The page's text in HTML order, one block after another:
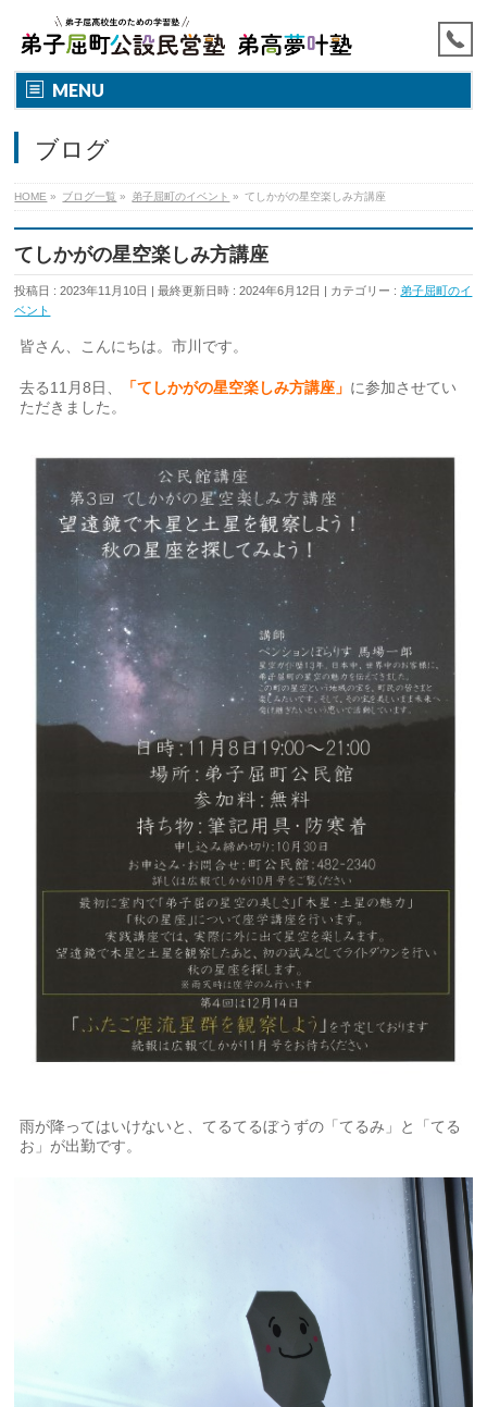
MENU
ブログ
HOME » ブログ一覧 » 弟子屈町のイベント » てしかがの星空楽しみ方講座
てしかがの星空楽しみ方講座
投稿日 : 2023年11月10日 最終更新日時 : 2024年6月12日 カテゴリー : 弟子屈町のイ
ベント
皆さん、こんにちは。市川です。
去る11月8日、 「てしかがの星空楽しみ方講座」 に参加させてい
ただきました。
雨が降ってはいけないと、てるてるぼうずの「てるみ」と「てる
お」が出勤です。